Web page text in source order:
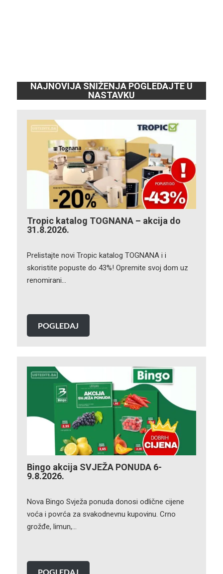
NAJNOVIJA SNIŽENJA POGLEDAJTE U
NASTAVKU
Tropic katalog TOGNANA – akcija do
31.8.2026.
Prelistajte novi Tropic katalog TOGNANA i i
skoristite popuste do 43%! Opremite svoj dom uz
renomirani…
POGLEDAJ
Bingo akcija SVJEŽA PONUDA 6-
9.8.2026.
Nova Bingo Svježa ponuda donosi odlične cijene
voća i povrća za svakodnevnu kupovinu. Crno
grožđe, limun,…
POGLEDAJ